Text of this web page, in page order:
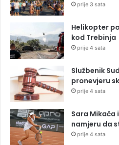
prije 3 sata
Helikopter
kod Trebinja
prije 4 sata
Službenik
pronevjeru
prije 4 sata
Sara Mikača
namjeru da
prije 4 sata